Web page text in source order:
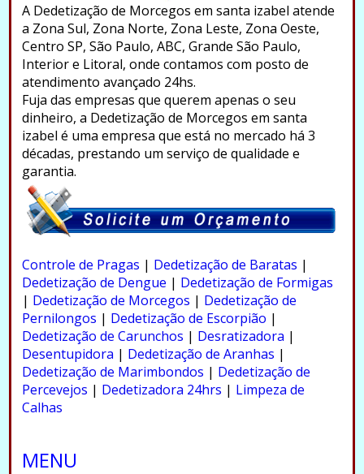
A Dedetização de Morcegos em santa izabel atende
a Zona Sul, Zona Norte, Zona Leste, Zona Oeste,
Centro SP, São Paulo, ABC, Grande São Paulo,
Interior e Litoral, onde contamos com posto de
atendimento avançado 24hs.
Fuja das empresas que querem apenas o seu
dinheiro, a Dedetização de Morcegos em santa
izabel é uma empresa que está no mercado há 3
décadas, prestando um serviço de qualidade e
garantia.
Controle de Pragas | Dedetização de Baratas |
Dedetização de Dengue | Dedetização de Formigas
| Dedetização de Morcegos | Dedetização de
Pernilongos | Dedetização de Escorpião |
Dedetização de Carunchos | Desratizadora |
Desentupidora | Dedetização de Aranhas |
Dedetização de Marimbondos | Dedetização de
Percevejos | Dedetizadora 24hrs | Limpeza de
Calhas
MENU